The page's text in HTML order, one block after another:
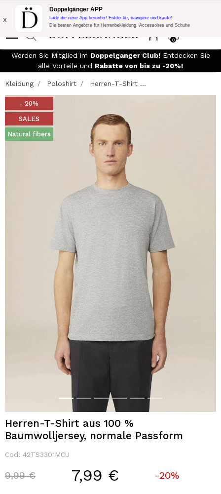
Blitzangebot:
10% Extra-Rabatt auf 300€ Einkauf mit Code:
DOPPEL300
0
x
Doppelgänger APP
Lade die neue App herunter! Entdecke, navigiere und kaufe!
Die besten Angebote für Herrenbekleidung, Accessoires und Schuhe
Werden Sie Mitglied im Doppelganger Club!Entdecken Sie
alle Vorteile und Rabatte von bis zu -20%!
Kleidung Poloshirt Herren-T-Shirt ...
- 20%
SALES
Natural fibers
Herren-T-Shirt aus 100 %
Baumwolljersey, normale Passform
Cod: 42TS3301MCU
Price reduced from
9,99 €to 7,99 € -20%